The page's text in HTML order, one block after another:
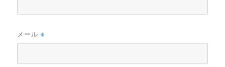
メール※